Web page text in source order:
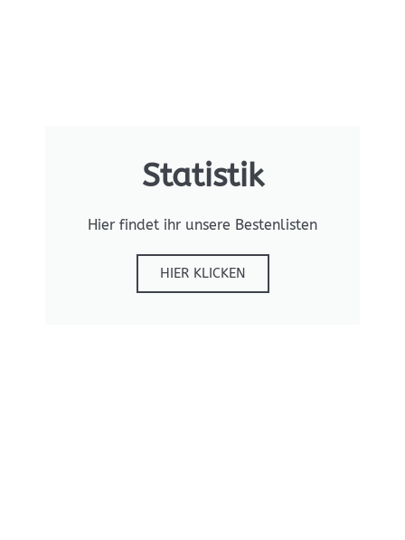
Statistik
Hier findet ihr unsere Bestenlisten
HIER KLICKEN